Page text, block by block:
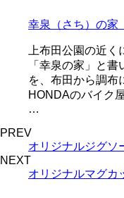
幸泉（さち）の家
上布田公園の近
「幸泉の家」と
を、布田から調布
HONDAのバイク
…
PREV
オリジナルジグソ
NEXT
オリジナルマグカ